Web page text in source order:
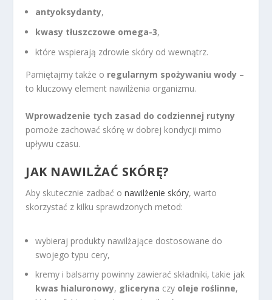
antyoksydanty,
kwasy tłuszczowe omega-3,
które wspierają zdrowie skóry od wewnątrz.
Pamiętajmy także o regularnym spożywaniu wody –
to kluczowy element nawilżenia organizmu.
Wprowadzenie tych zasad do codziennej rutyny
pomoże zachować skórę w dobrej kondycji mimo
upływu czasu.
JAK NAWILŻAĆ SKÓRĘ?
Aby skutecznie zadbać onawilżenie skóry, warto
skorzystać z kilku sprawdzonych metod:
wybieraj produkty nawilżające dostosowane do
swojego typu cery,
kremy i balsamy powinny zawierać składniki, takie jak
kwas hialuronowy, gliceryna czy oleje roślinne,